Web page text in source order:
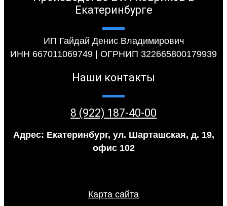
Екатеринбурге
ИП Гайдай Денис Владимирович
ИНН 667011069749 | ОГРНИП 322665800179939
Наши контакты
8 (922) 187-40-00
Адрес: Екатеринбург, ул. Шарташская, д. 19,
офис 102
Карта сайта